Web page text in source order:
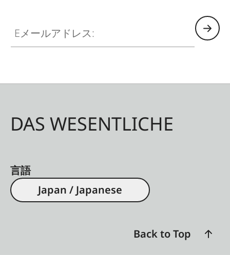
DAS WESENTLICHE
言語
Japan / Japanese
Back to Top